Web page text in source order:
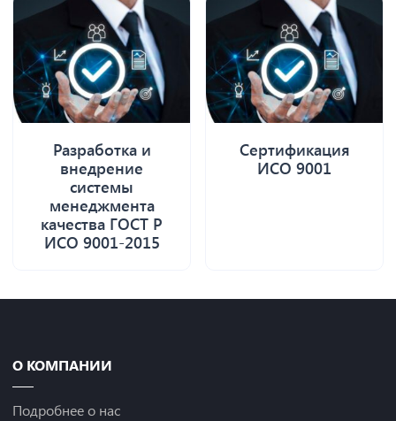
Разработка и
внедрение
системы
менеджмента
качества ГОСТ Р
ИСО 9001-2015
Сертификация
ИСО 9001
О КОМПАНИИ
Подробнее о нас